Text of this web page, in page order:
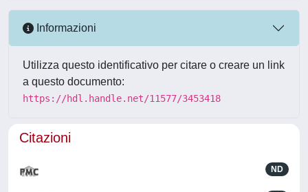
Informazioni
Utilizza questo identificativo per citare o creare un link
a questo documento:
https://hdl.handle.net/11577/3453418
Citazioni
ND